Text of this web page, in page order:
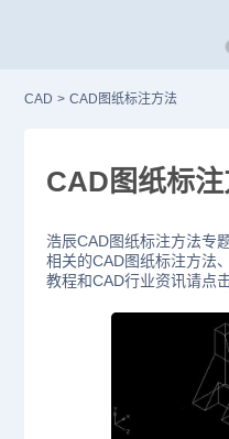
CAD > CAD图纸标注方法
CAD图纸标
浩辰CAD图纸标注方法专
相关的CAD图纸标注方法
教程和CAD行业资讯请点